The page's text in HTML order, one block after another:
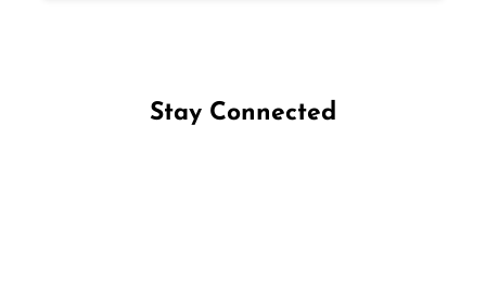
Stay Connected